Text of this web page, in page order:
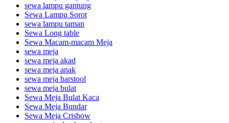
sewa lampu gantung
Sewa Lampu Sorot
sewa lampu taman
Sewa Long table
Sewa Macam-macam Meja
sewa meja
sewa meja akad
sewa meja anak
sewa meja barstool
sewa meja bulat
Sewa Meja Bulat Kaca
Sewa Meja Bundar
Sewa Meja Crisbow